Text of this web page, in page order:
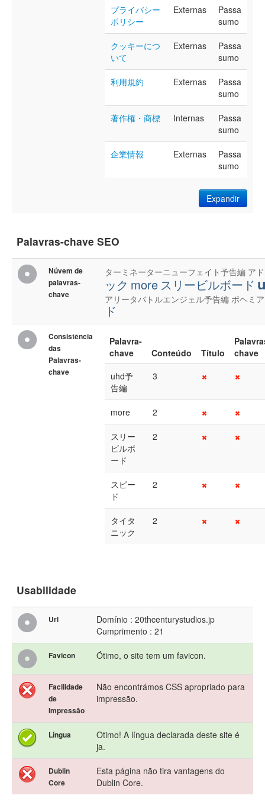
プライバシー
ポリシー
Externas
Passa
sumo
クッキーにつ
いて
Externas
Passa
sumo
利用規約 Externas
Passa
sumo
著作権・商標 Internas
Passa
sumo
企業情報 Externas
Passa
sumo
Expandir
Palavras-chave SEO
Núvem de
palavras-
chave
ターミネーターニューフェイト予告編 ア
ック moreスリービルボード
アリータバトルエンジェル予告編 ボヘミ
ド
Consistência
das
Palavras-
chave
Palavra-
chave
Conteúdo Título
chave
uhd予
告編
3
more 2
スリー
ビルボ
ード
2
スピー
ド
2
タイタ
ニック
2
Usabilidade
Url
Domínio : 20thcenturystudios.jp
Cumprimento : 21
Favicon Ótimo, o site tem um favicon.
Facilidade
de
Impressão
Não encontrámos CSS apropriado para
impressão.
Língua
Otimo! A língua declarada deste site é
ja.
Dublin
Core
Esta página não tira vantagens do
Dublin Core.